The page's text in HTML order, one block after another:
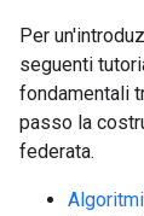
Per
seguenti
fondamentali
passo la
federata.